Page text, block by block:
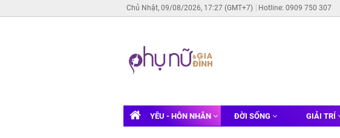
Chủ Nhật, 09/08/2026, 17:27 (GMT+7) Hotline: 0909 750 307
YÊU - HÔN NHÂN ĐỜI SỐNG GIẢI TRÍ